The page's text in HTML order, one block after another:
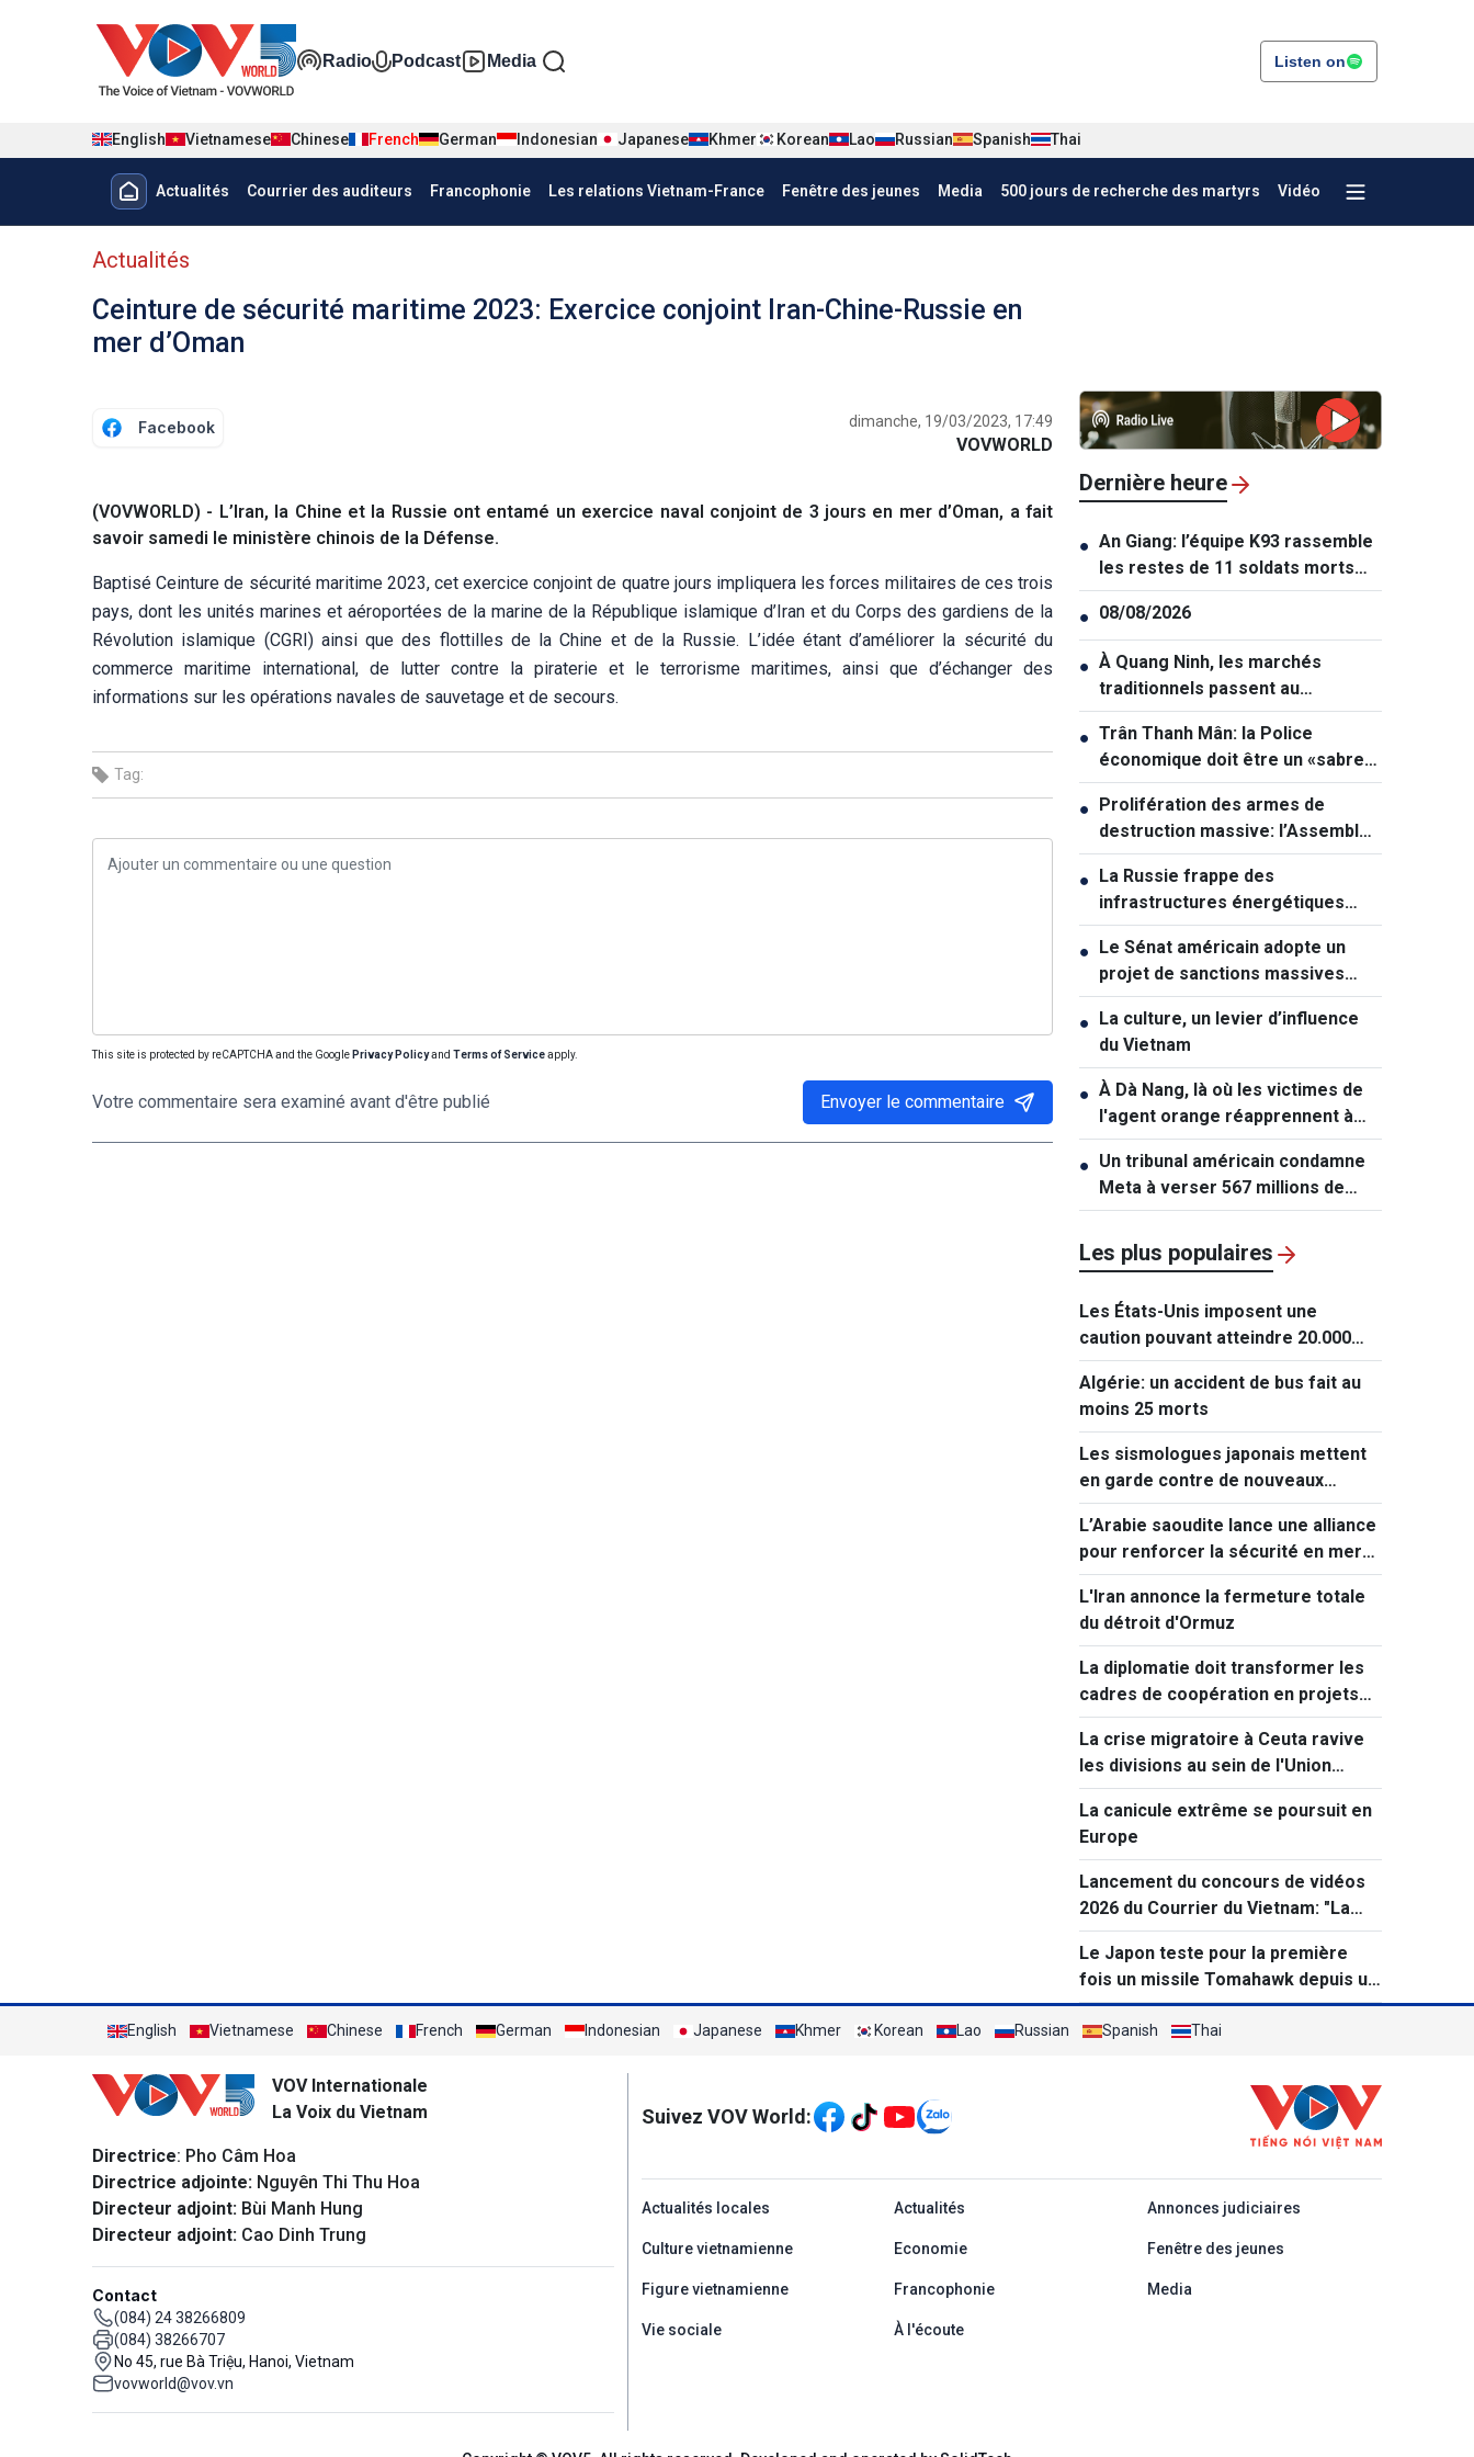
Đa phương tiện tiếng Pháp
Radio Podcast Media Listen on
English Vietnamese Chinese French German Indonesian Japanese Khmer Korean Lao Russian Spanish Thai
Menu trang chủ tiếng Pháp
Actualités Courrier des auditeurs Francophonie Les relations Vietnam-France Fenêtre des jeunes Media 500 jours de recherche des martyrs Vidéo
menu phụ tiếng Pháp
Actualités
Ceinture de sécurité maritime 2023: Exercice conjoint Iran-Chine-Russie en
mer d’Oman
Facebook dimanche, 19/03/2023, 17:49
VOVWORLD
(VOVWORLD) - L’Iran, la Chine et la Russie ont entamé un exercice naval conjoint de 3 jours en mer d’Oman, a fait
savoir samedi le ministère chinois de la Défense.
Baptisé Ceinture de sécurité maritime 2023, cet exercice conjoint de quatre jours impliquera les forces militaires de ces trois
pays, dont les unités marines et aéroportées de la marine de la République islamique d’Iran et du Corps des gardiens de la
Révolution islamique (CGRI) ainsi que des flottilles de la Chine et de la Russie. L’idée étant d’améliorer la sécurité du
commerce maritime international, de lutter contre la piraterie et le terrorisme maritimes, ainsi que d’échanger des
informations sur les opérations navales de sauvetage et de secours.
Tag:
This site is protected by reCAPTCHA and the Google Privacy Policyand Terms of Serviceapply.
Votre commentaire sera examiné avant d'être publié Envoyer le commentaire
Dernière heure
● An Giang: l’équipe K93 rassemble
les restes de 11 soldats morts
pour la Patrie
● 08/08/2026
● À Quang Ninh, les marchés
traditionnels passent au
numérique
● Trân Thanh Mân: la Police
économique doit être un «sabre
tranchant» dans la lutte contre la
criminalité
● Prolifération des armes de
destruction massive: l’Assemblée
nationale veut renforcer la
prévention
● La Russie frappe des
infrastructures énergétiques
vitales de l'Ukraine
● Le Sénat américain adopte un
projet de sanctions massives
contre la Russie
● La culture, un levier d’influence
du Vietnam
● À Dà Nang, là où les victimes de
l'agent orange réapprennent à
vivre
● Un tribunal américain condamne
Meta à verser 567 millions de
dollars dans une affaire
impliquant des mineurs
Les plus populaires
Les États-Unis imposent une
caution pouvant atteindre 20.000
dollars pour les demandes de visa
de ressortissants de 50 pays
Algérie: un accident de bus fait au
moins 25 morts
Les sismologues japonais mettent
en garde contre de nouveaux
séismes majeurs après celui de
Kumamoto
L’Arabie saoudite lance une alliance
pour renforcer la sécurité en mer
Rouge
L'Iran annonce la fermeture totale
du détroit d'Ormuz
La diplomatie doit transformer les
cadres de coopération en projets
concrets
La crise migratoire à Ceuta ravive
les divisions au sein de l'Union
européenne
La canicule extrême se poursuit en
Europe
Lancement du concours de vidéos
2026 du Courrier du Vietnam: "La
paix et la jeunesse"
Le Japon teste pour la première
fois un missile Tomahawk depuis un
destroyer
English Vietnamese Chinese French German Indonesian Japanese Khmer Korean Lao Russian Spanish Thai
VOV Internationale
La Voix du Vietnam
Directrice: Pho Câm Hoa
Directrice adjointe: Nguyên Thi Thu Hoa
Directeur adjoint: Bùi Manh Hung
Directeur adjoint: Cao Dinh Trung
Contact
(084) 24 38266809
(084) 38266707
No 45, rue Bà Triệu, Hanoi, Vietnam
vovworld@vov.vn
Mạng xã hội
Suivez VOV World:
menu footer tiếng Pháp
Actualités locales Actualités Annonces judiciaires
Culture vietnamienne Economie Fenêtre des jeunes
Figure vietnamienne Francophonie Media
Vie sociale À l'écoute